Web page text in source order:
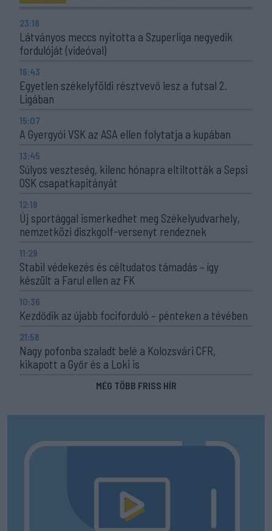
23:18
Látványos meccs nyitotta a Szuperliga negyedik
fordulóját (videóval)
16:43
Egyetlen székelyföldi résztvevő lesz a futsal 2.
Ligában
15:07
A Gyergyói VSK az ASA ellen folytatja a kupában
13:45
Súlyos veszteség, kilenc hónapra eltiltották a Sepsi
OSK csapatkapitányát
12:18
Új sportággal ismerkedhet meg Székelyudvarhely,
nemzetközi diszkgolf-versenyt rendeznek
11:29
Stabil védekezés és céltudatos támadás – így
készült a Farul ellen az FK
10:36
Kezdődik az újabb fociforduló – pénteken a tévében
21:58
Nagy pofonba szaladt belé a Kolozsvári CFR,
kikapott a Győr és a Loki is
MÉG TÖBB FRISS HÍR